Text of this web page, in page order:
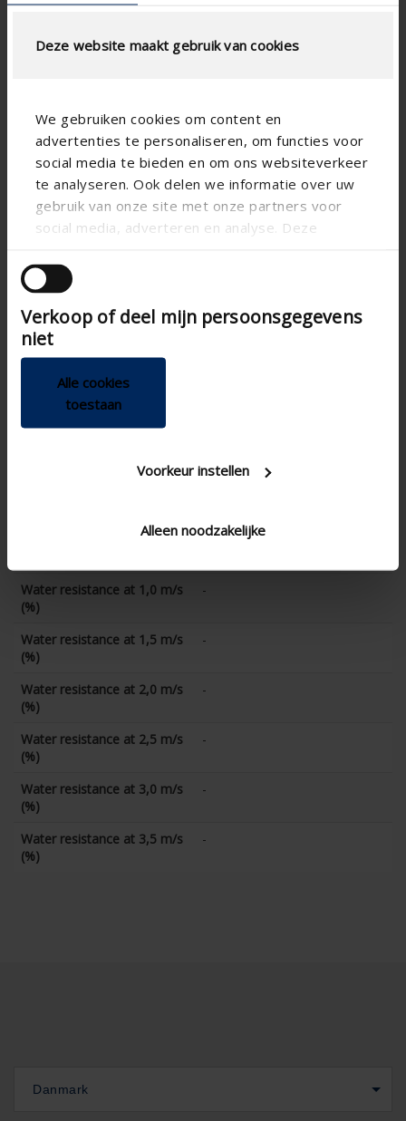
Deze website maakt gebruik van cookies
We gebruiken cookies om content en
advertenties te personaliseren, om functies voor
social media te bieden en om ons websiteverkeer
te analyseren. Ook delen we informatie over uw
gebruik van onze site met onze partners voor
social media, adverteren en analyse. Deze
andere informatie die u aan ze heeft verstrekt of
die ze hebben verzameld op basis van uw gebruik
van hun services.
Verkoop of deel mijn persoonsgegevens
niet
Alle cookies
toestaan
Voorkeur instellen
Alleen noodzakelijke
Technical Specifications
slat step (mm)
technical.standaardgaastype
-
technical.ip_klasse
technical.lameldiepte_mm
Total louvre depth (mm)
-
K-factor (entry)
CE coefficient
K-factor (discharge)
Water resistance at 0,5 m/s
-
Water resistance at 1,0 m/s
(%)
-
Water resistance at 1,5 m/s
(%)
-
Water resistance at 2,0 m/s
(%)
-
Water resistance at 2,5 m/s
(%)
-
Water resistance at 3,0 m/s
(%)
-
Water resistance at 3,5 m/s
(%)
-
Danmark